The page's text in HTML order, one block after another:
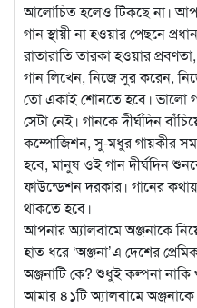
আলোচিত হলেও টিকছে না।
গান স্থায়ী না হওয়ার পেছনে
রাতারাতি তারকা হওয়ার
গান লিখেন, নিজে সুর করেন,
তো একাই শোনতে হবে। ভালো
সেটা নেই। গানকে দীর্ঘদিন
কম্পোজিশন, সু-মধুর গায়কীর
হবে, মানুষ ওই গান দীর্ঘদিন
ফাউন্ডেশন দরকার। গানের
থাকতে হবে।
আপনার অ্যালবামে অঞ্জনাকে
হাত ধরে ‘অঞ্জনা’এ দেশের
অঞ্জনাটি কে? শুধুই কল্পনা নাকি
আমার ৪১টি অ্যালবামে